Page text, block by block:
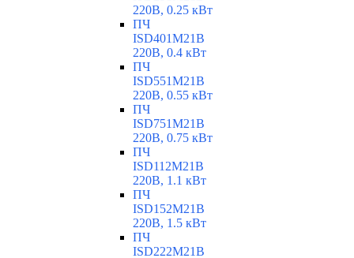
220В, 0.25 кВт
ПЧ
ISD401M21B
220В, 0.4 кВт
ПЧ
ISD551M21B
220В, 0.55 кВт
ПЧ
ISD751M21B
220В, 0.75 кВт
ПЧ
ISD112M21B
220В, 1.1 кВт
ПЧ
ISD152M21B
220В, 1.5 кВт
ПЧ
ISD222M21B